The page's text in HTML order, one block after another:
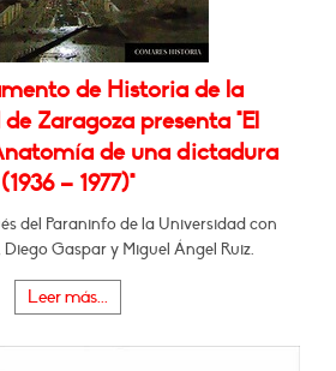
de Historia de la
Zaragoza presenta "El
de una dictadura
(1936 – 1977)"
del Paraninfo de la Universidad con
Gaspar y Miguel Ángel Ruiz.
Leer más...